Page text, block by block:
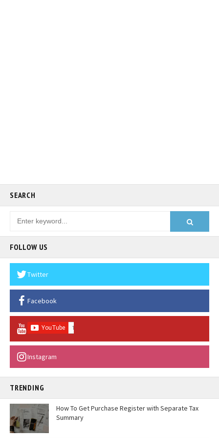
SEARCH
FOLLOW US
Twitter
Facebook
Instagram
TRENDING
How To Get Purchase Register with Separate Tax
Summary